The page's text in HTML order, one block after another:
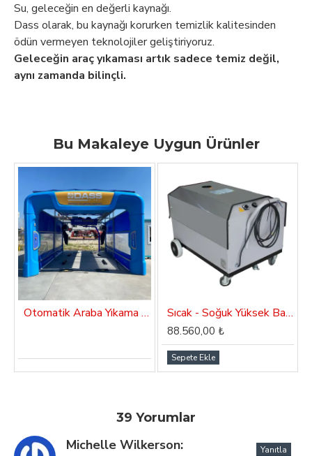
Su, geleceğin en değerli kaynağı.
Dass olarak, bu kaynağı korurken temizlik kalitesinden
ödün vermeyen teknolojiler geliştiriyoruz.
Geleceğin araç yıkaması artık sadece temiz değil,
aynı zamanda bilinçli.
Bu Makaleye Uygun Ürünler
Otomatik Araba Yıkama Makinesi Dass Aqua Washer Sıcak - Soğuk Yüksek Basınçlı Oto Yıkama Makinası 150 Bar Dass PW 150MH
88.560,00 ₺
Sepete Ekle
39 Yorumlar
Michelle Wilkerson: Yanıtla